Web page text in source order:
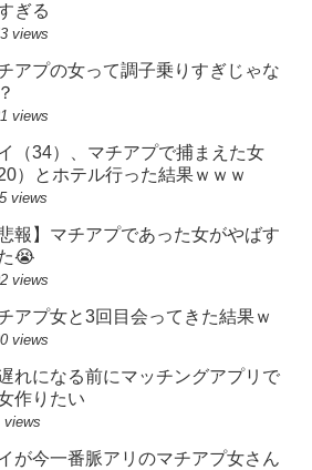
ぎる
views
アプの女って調子乗りすぎじゃな
views
（34）、マチアプで捕まえた女
20）とホテル行った結果ｗｗｗ
views
悲報】マチアプであった女がやばす
😭
views
アプ女と3回目会ってきた結果ｗ
views
れになる前にマッチングアプリで
作りたい
views
が今一番脈アリのマチアプ女さん